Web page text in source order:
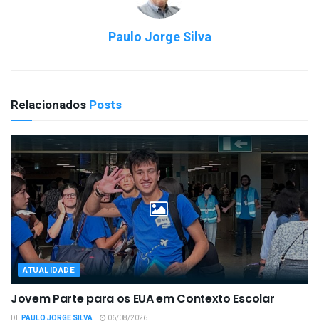
Paulo Jorge Silva
Relacionados Posts
ATUALIDADE
Jovem Parte para os EUA em Contexto Escolar
DEPAULO JORGE SILVA 06/08/2026